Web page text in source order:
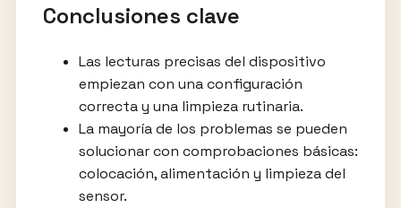
Conclusiones clave
Las lecturas precisas del dispositivo
empiezan con una configuración
correcta y una limpieza rutinaria.
La mayoría de los problemas se pueden
solucionar con comprobaciones básicas:
colocación, alimentación y limpieza del
sensor.